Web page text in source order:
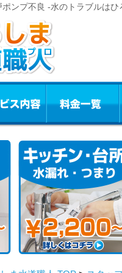
ンプ不良 -水のトラブルはひ